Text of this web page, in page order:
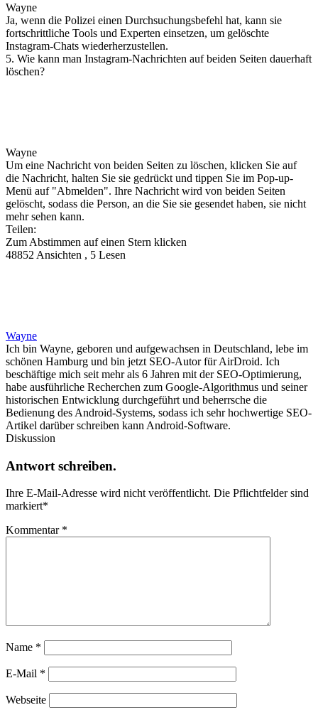
Wayne
Ja, wenn die Polizei einen Durchsuchungsbefehl hat, kann sie
fortschrittliche Tools und Experten einsetzen, um gelöschte
Instagram-Chats wiederherzustellen.
5. Wie kann man Instagram-Nachrichten auf beiden Seiten dauerhaft
löschen?
Wayne
Um eine Nachricht von beiden Seiten zu löschen, klicken Sie auf
die Nachricht, halten Sie sie gedrückt und tippen Sie im Pop-up-
Menü auf "Abmelden". Ihre Nachricht wird von beiden Seiten
gelöscht, sodass die Person, an die Sie sie gesendet haben, sie nicht
mehr sehen kann.
Teilen:
Zum Abstimmen auf einen Stern klicken
48852 Ansichten , 5 Lesen
Wayne
Ich bin Wayne, geboren und aufgewachsen in Deutschland, lebe im
schönen Hamburg und bin jetzt SEO-Autor für AirDroid. Ich
beschäftige mich seit mehr als 6 Jahren mit der SEO-Optimierung,
habe ausführliche Recherchen zum Google-Algorithmus und seiner
historischen Entwicklung durchgeführt und beherrsche die
Bedienung des Android-Systems, sodass ich sehr hochwertige SEO-
Artikel darüber schreiben kann Android-Software.
Diskussion
Antwort schreiben.
Ihre E-Mail-Adresse wird nicht veröffentlicht. Die Pflichtfelder sind
markiert*
Kommentar *
Name *
E-Mail *
Webseite